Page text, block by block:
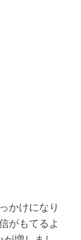
かけになり
がもてるよ